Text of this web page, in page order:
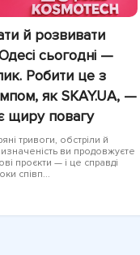
й розвивати
сьогодні —
Робити це з
як SKAY.UA, —
щиру повагу
тривоги, обстріли й
ви продовжуєте
проєкти — і це справді
співп...